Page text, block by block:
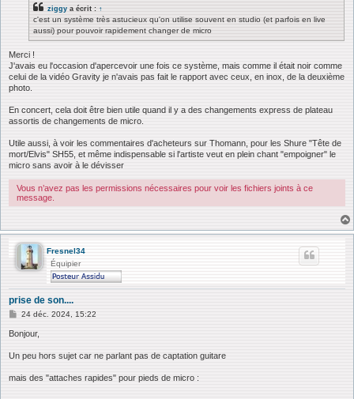
ziggy a écrit : ↑
c'est un système très astucieux qu'on utilise souvent en studio (et parfois en live
aussi) pour pouvoir rapidement changer de micro
Merci !
J'avais eu l'occasion d'apercevoir une fois ce système, mais comme il était noir comme
celui de la vidéo Gravity je n'avais pas fait le rapport avec ceux, en inox, de la deuxième
photo.
En concert, cela doit être bien utile quand il y a des changements express de plateau
assortis de changements de micro.
Utile aussi, à voir les commentaires d'acheteurs sur Thomann, pour les Shure "Tête de
mort/Elvis" SH55, et même indispensable si l'artiste veut en plein chant "empoigner" le
micro sans avoir à le dévisser
Vous n’avez pas les permissions nécessaires pour voir les fichiers joints à ce
message.
Fresnel34
Équipier
prise de son....
M
s
g
24 déc. 2024, 15:22
Bonjour,
Un peu hors sujet car ne parlant pas de captation guitare
mais des "attaches rapides" pour pieds de micro :